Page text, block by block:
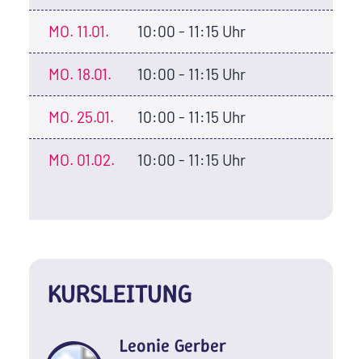
MO. 11.01. 10:00 - 11:15 Uhr
MO. 18.01. 10:00 - 11:15 Uhr
MO. 25.01. 10:00 - 11:15 Uhr
MO. 01.02. 10:00 - 11:15 Uhr
KURSLEITUNG
Leonie Gerber